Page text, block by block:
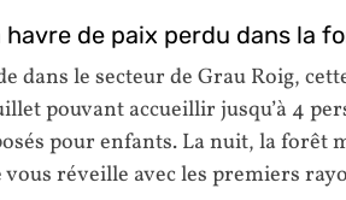
havre de paix perdu dans la
dans le secteur de Grau Roig,
pouvant accueillir jusqu’à 4
pour enfants. La nuit, la forêt
réveille avec les premiers